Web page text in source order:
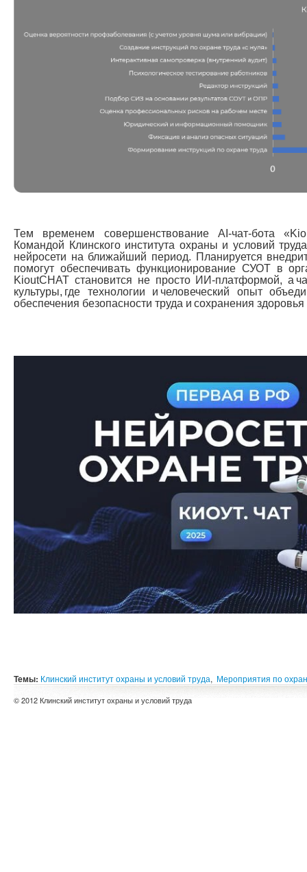
Тем временем совершенствование AI-чат-бота
Командой Клинского института охраны и условий
нейросети на ближайший период. Планируется
помогут обеспечивать функционирование СУОТ в
KioutCHAT становится не просто ИИ-платформой, а
культуры, где технологии и человеческий опыт
обеспечения безопасности труда и сохранения
Темы: Клинский институт охраны и условий труда, Мероприятия по
© 2012 Клинский институт охраны и условий труда